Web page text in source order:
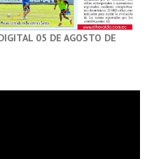
05 DE AGOSTO DE